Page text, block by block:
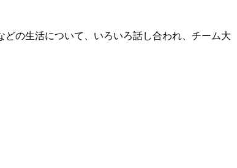
の生活について、いろいろ話し合われ、チーム大